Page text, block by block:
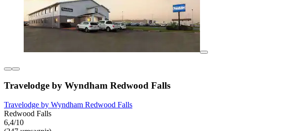
Travelodge by Wyndham Redwood Falls
Travelodge by Wyndham Redwood Falls
Redwood Falls
6,4/10